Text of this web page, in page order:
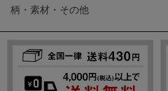
柄・素材・その他